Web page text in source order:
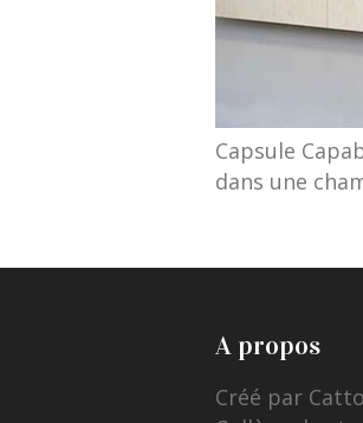
Capsule
dans une
A propos
Créé par